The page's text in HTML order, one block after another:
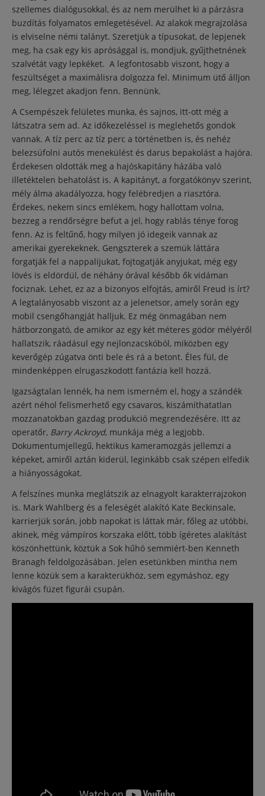
szellemes dialógusokkal, és az nem merülhet ki a párzásra
buzdítás folyamatos emlegetésével. Az alakok megrajzolása
is elviselne némi talányt. Szeretjük a típusokat, de lepjenek
meg, ha csak egy kis aprósággal is, mondjuk, gyűjthetnének
szalvétát vagy lepkéket. A legfontosabb viszont, hogy a
feszültséget a maximálisra dolgozza fel. Minimum ütő álljon
meg, lélegzet akadjon fenn. Bennünk.
A Csempészek felületes munka, és sajnos, itt-ott még a
látszatra sem ad. Az időkezeléssel is meglehetős gondok
vannak. A tíz perc az tíz perc a történetben is, és nehéz
belezsúfolni autós menekülést és darus bepakolást a hajóra.
Érdekesen oldották meg a hajóskapitány házába való
illetéktelen behatolást is. A kapitányt, a forgatókönyv szerint,
mély álma akadályozza, hogy felébredjen a riasztóra.
Érdekes, nekem sincs emlékem, hogy hallottam volna,
bezzeg a rendőrségre befut a jel, hogy rablás ténye forog
fenn. Az is feltűnő, hogy milyen jó idegeik vannak az
amerikai gyerekeknek. Gengszterek a szemük láttára
forgatják fel a nappalijukat, fojtogatják anyjukat, még egy
lövés is eldördül, de néhány órával később ők vidáman
fociznak. Lehet, ez az a bizonyos elfojtás, amiről Freud is írt?
A legtalányosabb viszont az a jelenetsor, amely során egy
mobil csengőhangját halljuk. Ez még önmagában nem
hátborzongató, de amikor az egy két méteres gödör mélyéről
hallatszik, ráadásul egy nejlonzacskóból, miközben egy
keverőgép zúgatva önti bele és rá a betont. Éles fül, de
mindenképpen elrugaszkodott fantázia kell hozzá.
Igazságtalan lennék, ha nem ismerném el, hogy a szándék
azért néhol felismerhető egy csavaros, kiszámíthatatlan
mozzanatokban gazdag produkció megrendezésére. Itt az
operatőr, Barry Ackroyd, munkája még a legjobb.
Dokumentumjellegű, hektikus kameramozgás jellemzi a
képeket, amiről aztán kiderül, leginkább csak szépen elfedik
a hiányosságokat.
A felszínes munka meglátszik az elnagyolt karakterrajzokon
is. Mark Wahlberg és a feleségét alakító Kate Beckinsale,
karrierjük során, jobb napokat is láttak már, főleg az utóbbi,
akinek, még vámpíros korszaka előtt, több ígéretes alakítást
köszönhettünk, köztük a Sok hűhó semmiért-ben Kenneth
Branagh feldolgozásában. Jelen esetünkben mintha nem
lenne közük sem a karakterükhöz, sem egymáshoz, egy
kivágós füzet figurái csupán.